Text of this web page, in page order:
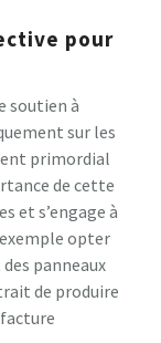
pour
soutien à
sur les
primordial
de cette
et s’engage à
opter
panneaux
de produire